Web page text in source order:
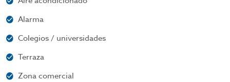
Alarma
Colegios / universidades
Terraza
Zona comercial